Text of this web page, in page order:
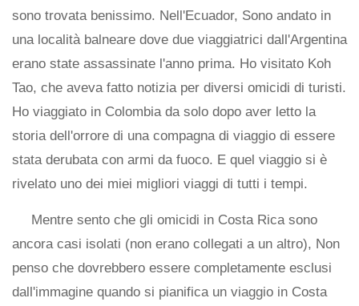
sono trovata benissimo. Nell'Ecuador, Sono andato in
una località balneare dove due viaggiatrici dall'Argentina
erano state assassinate l'anno prima. Ho visitato Koh
Tao, che aveva fatto notizia per diversi omicidi di turisti.
Ho viaggiato in Colombia da solo dopo aver letto la
storia dell'orrore di una compagna di viaggio di essere
stata derubata con armi da fuoco. E quel viaggio si è
rivelato uno dei miei migliori viaggi di tutti i tempi.
Mentre sento che gli omicidi in Costa Rica sono
ancora casi isolati (non erano collegati a un altro), Non
penso che dovrebbero essere completamente esclusi
dall'immagine quando si pianifica un viaggio in Costa